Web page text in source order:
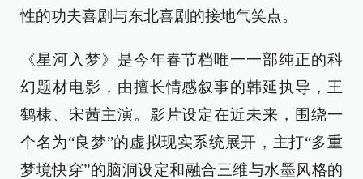
性的功夫喜剧与东北喜剧的接地气笑点。
《星河入梦》是今年春节档唯一一部纯正的科
幻题材电影，由擅长情感叙事的韩延执导，王
鹤棣、宋茜主演。影片设定在近未来，围绕一
个名为“良梦”的虚拟现实系统展开，主打“多重
梦境快穿”的脑洞设定和融合三维与水墨风格的